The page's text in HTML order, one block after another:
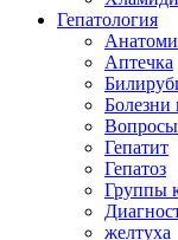
Гепатология
Аптечка
Болезни
Вопросы
Гепатит
Гепатоз
Группы
желтуха